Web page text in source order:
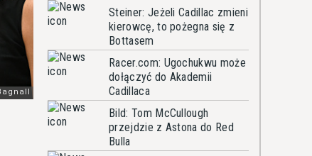
Steiner: Jeżeli Cadillac zmieni
kierowcę, to pożegna się z
Bottasem
Racer.com: Ugochukwu może
dołączyć do Akademii
Cadillaca
Bild: Tom McCullough
przejdzie z Astona do Red
Bulla